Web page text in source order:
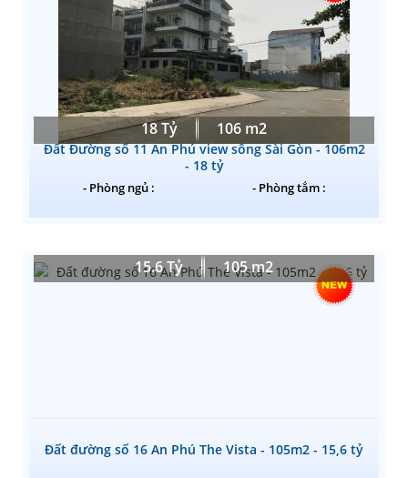
18 Tỷ 106 m2
Đất Đường số 11 An Phú view sông Sài Gòn - 106m2
- 18 tỷ
- Phòng ngủ : - Phòng tắm :
15.6 Tỷ 105 m2
Đất đường số 16 An Phú The Vista - 105m2 - 15,6 tỷ